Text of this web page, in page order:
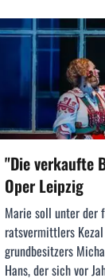
"Die verkaufte
Oper Leipzig
Marie soll unter der
ratsvermittlers
grundbesitzers
Hans, der sich vor